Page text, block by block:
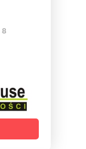
8